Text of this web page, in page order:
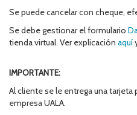
Se puede cancelar con cheque,
Se debe gestionar el formulario
tienda virtual. Ver explicación aquí
IMPORTANTE:
Al cliente se le entrega una tarjeta
empresa UALA.